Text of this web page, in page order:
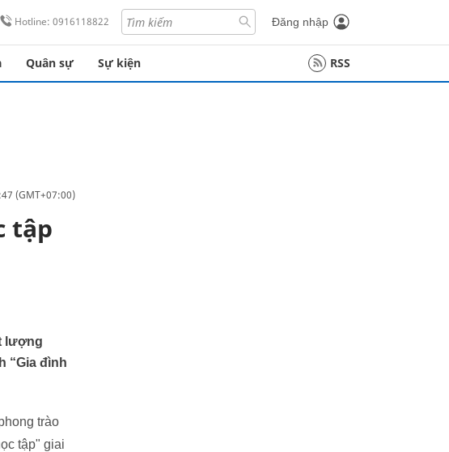
Hotline: 0916118822 Đăng nhập
Quân sự Sự kiện RSS
(GMT+07:00)
tập
lượng
“Gia đình
trào
tập" giai